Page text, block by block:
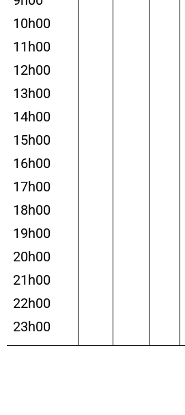
10h00
11h00
12h00
13h00
14h00
15h00
16h00
17h00
18h00
19h00
20h00
21h00
22h00
23h00